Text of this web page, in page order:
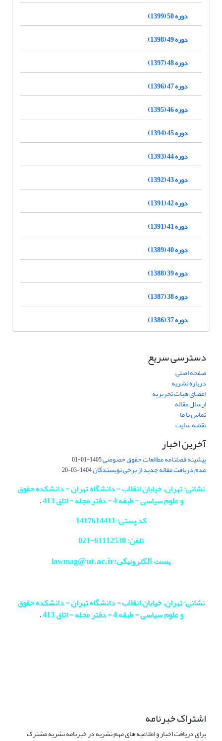
دوره 50 (1399)
دوره 49 (1398)
دوره 48 (1397)
دوره 47 (1396)
دوره 46 (1395)
دوره 45 (1394)
دوره 44 (1393)
دوره 43 (1392)
دوره 42 (1391)
دوره 41 (1391)
دوره 40 (1389)
دوره 39 (1388)
دوره 38 (1387)
دوره 37 (1386)
دسترسی سریع
صفحه اصلی
درباره نشریه
اعضای هیات تحریریه
ارسال مقاله
تماس با ما
نقشه سایت
آخرین اخبار
پیشینه فصلنامه مطالعات حقوق خصوصی1405-01-01
عدم دریافت مقاله جدید از برخی نویسندگان1404-03-20
نشانی: تهران، خیابان انقلاب - دانشگاه تهران - دانشکده حقوق
و علوم سیاسی - طبقه 4 - دفتر مجله - اتاق 413
.
کد پستی: 1417614411
تلفن: 61112530-
021
پست الکترونیکی:lawmag@ut.ac.ir
نشانی: تهران، خیابان انقلاب - دانشگاه تهران - دانشکده حقوق
و علوم سیاسی - طبقه 4 - دفتر مجله - اتاق 413
.
اشتراک خبرنامه
برای دریافت اخبار و اطلاعیه های مهم نشریه در خبرنامه نشریه مشترک